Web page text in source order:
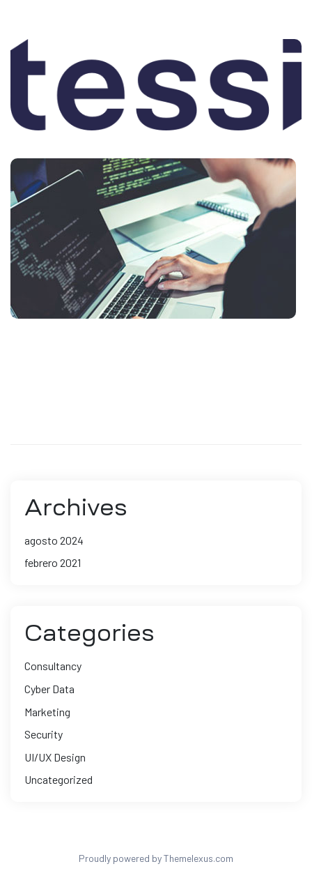
Archives
agosto 2024
febrero 2021
Categories
Consultancy
Cyber Data
Marketing
Security
UI/UX Design
Uncategorized
Proudly powered by Themelexus.com